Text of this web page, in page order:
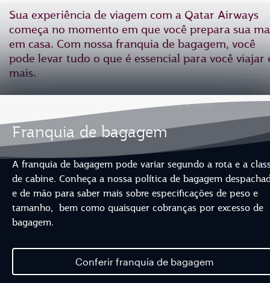
Sua experiência de viagem com a Qatar Airways
começa no momento em que você prepara sua
em casa. Com nossa franquia de bagagem, você
pode levar tudo o que é essencial para você viajar
mais.
Franquia de bagagem
A franquia de bagagem pode variar segundo a rota e a
de cabine. Conheça a nossa política de bagagem
e de mão para saber mais sobre especificações de peso e
tamanho, bem como quaisquer cobranças por excesso de
bagagem.
Conferir franquia de bagagem